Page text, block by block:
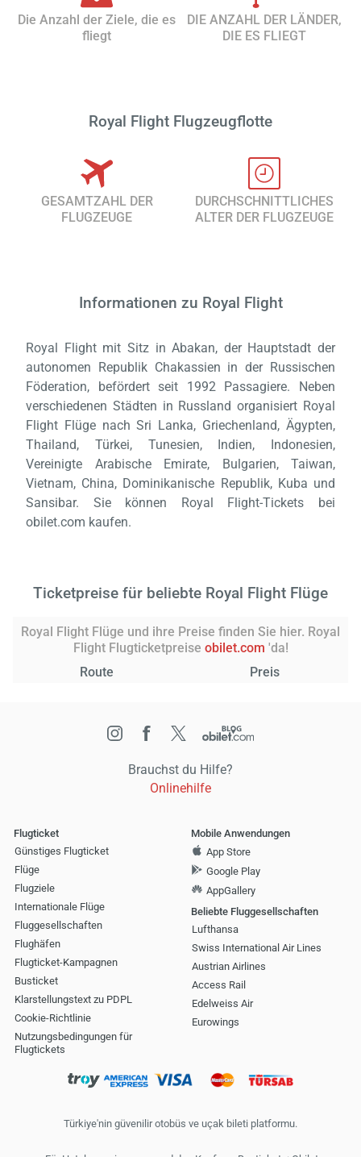
Die Anzahl der Ziele, die es
fliegt
DIE ANZAHL DER LÄNDER,
DIE ES FLIEGT
Royal Flight Flugzeugflotte
GESAMTZAHL DER
FLUGZEUGE
DURCHSCHNITTLICHES
ALTER DER FLUGZEUGE
Informationen zu Royal Flight
Royal Flight mit Sitz in Abakan, der Hauptstadt der
autonomen Republik Chakassien in der Russischen
Föderation, befördert seit 1992 Passagiere. Neben
verschiedenen Städten in Russland organisiert Royal
Flight Flüge nach Sri Lanka, Griechenland, Ägypten,
Thailand, Türkei, Tunesien, Indien, Indonesien,
Vereinigte Arabische Emirate, Bulgarien, Taiwan,
Vietnam, China, Dominikanische Republik, Kuba und
Sansibar. Sie können Royal Flight-Tickets bei
obilet.com kaufen.
Ticketpreise für beliebte Royal Flight Flüge
Royal Flight Flüge und ihre Preise finden Sie hier. Royal
Flight Flugticketpreise obilet.com 'da!
Route
Preis
Brauchst du Hilfe?
Onlinehilfe
Flugticket
Günstiges Flugticket
Flüge
Flugziele
Internationale Flüge
Fluggesellschaften
Flughäfen
Flugticket-Kampagnen
Busticket
Klarstellungstext zu PDPL
Cookie-Richtlinie
Nutzungsbedingungen für
Flugtickets
Mobile Anwendungen
App Store
Google Play
AppGallery
Beliebte Fluggesellschaften
Lufthansa
Swiss International Air Lines
Austrian Airlines
Access Rail
Edelweiss Air
Eurowings
Türkiye'nin güvenilir otobüs ve uçak bileti platformu.